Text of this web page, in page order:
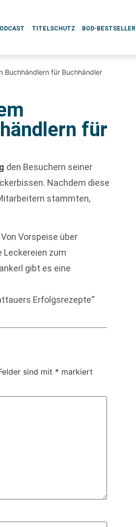
TITELSCHUTZ BOD-BESTSELLER
Buchhändlern für Buchhändler
für
den Besuchern seiner
Nachdem diese
stammten,
Vorspeise über
Leckereien zum
gibt es eine
Erfolgsrezepte“
sind mit * markiert